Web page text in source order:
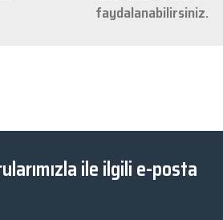
faydalanabilirsiniz.
ile ilgili e-posta